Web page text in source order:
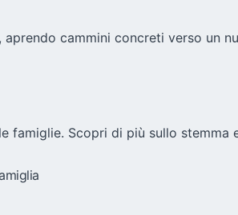
cammini concreti verso un
Scopri di più sullo stemma